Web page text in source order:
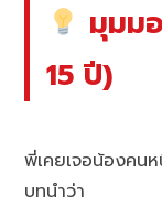
มุมม
15 ปี)
พี่เคยเจอน้องคน
บทนำว่า